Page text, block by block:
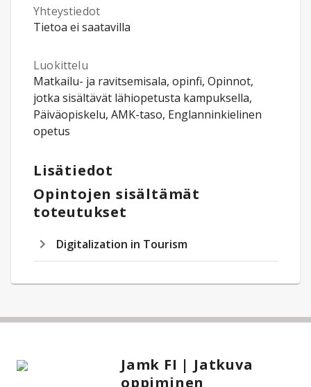
Yhteystiedot
Tietoa ei saatavilla
Luokittelu
Matkailu- ja ravitsemisala, opinfi, Opinnot,
jotka sisältävät lähiopetusta kampuksella,
Päiväopiskelu, AMK-taso, Englanninkielinen
opetus
Lisätiedot
Opintojen sisältämät
toteutukset
Digitalization in Tourism
Jamk FI | Jatkuva
oppiminen